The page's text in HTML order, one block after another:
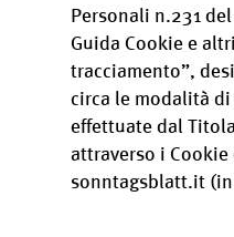
Personali n.231
Guida Cookie e
tracciamento”,
circa le modalità
effettuate dal
attraverso i
sonntagsblatt.it